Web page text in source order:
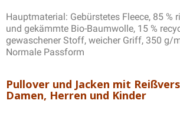
Hauptmaterial: Gebürstetes Fleece, 85 %
und gekämmte Bio-Baumwolle, 15 %
gewaschener Stoff, weicher Griff, 350 g/
Normale Passform
Pullover und Jacken mit
Damen, Herren und Kinder